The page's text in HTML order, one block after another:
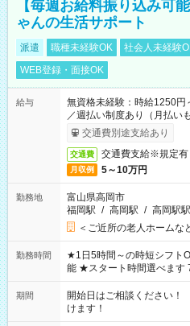
【毎週お給料振り込み可
ゃんの生活サポート
派遣 職種未経験OK 社会人未経験
WEB登録・面接OK
給与
無資格未経験：時給1250
／週払い制度あり（月払い
了次第のお支払いとなります
交通費別途支給あり
交通費 交通費支給※規定有
月収例 5～10万円
勤務地
富山県高岡市
福岡駅 / 高岡駅 / 高岡駅駅
＜ご近所の老人ホームな
勤務時間
★1日5時間～の時短シフトOK ★もちろんフルタイムシフト
能 ★スタート時間選べます
20:00 など 残業なし！ ※Wワークの場合、他のお仕事と合わせ
週40時間超の就業はご案内
間以上勤務は社会保険への
（日雇い派遣の原則禁止）
期間
開始日はご相談ください
けます！